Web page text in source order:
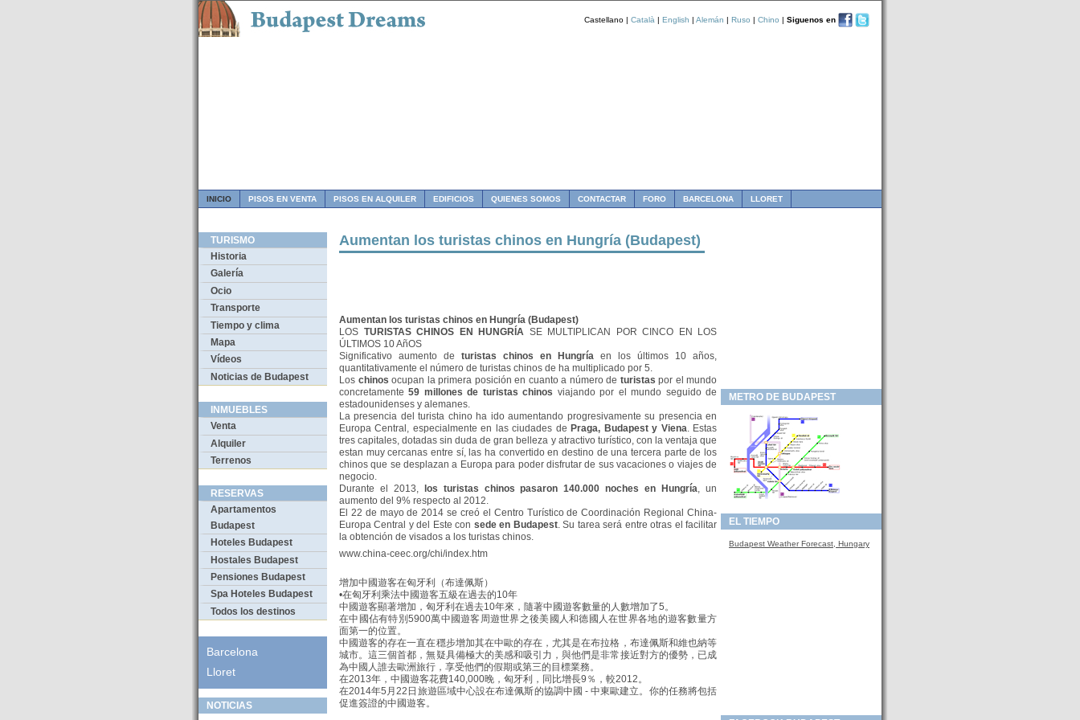
Castellano | Català | English | Alemán | Ruso | Chino | Siguenos en
INICIO PISOS EN VENTA PISOS EN ALQUILER EDIFICIOS QUIENES SOMOS CONTACTAR FORO BARCELONA LLORET
TURISMO
Historia
Galería
Ocio
Transporte
Tiempo y clima
Mapa
Vídeos
Noticias de Budapest
INMUEBLES
Venta
Alquiler
Terrenos
RESERVAS
Apartamentos
Budapest
Hoteles Budapest
Hostales Budapest
Pensiones Budapest
Spa Hoteles Budapest
Todos los destinos
Barcelona
Lloret
NOTICIAS
Aumentan los turistas chinos en Hungría (Budapest)
Aumentan los turistas chinos en Hungría (Budapest)
LOS TURISTAS CHINOS EN HUNGRÍA SE MULTIPLICAN POR CINCO EN LOS
ÚLTIMOS 10 AñOS
Significativo aumento de turistas chinos en Hungría en los últimos 10 años,
quantitativamente el número de turistas chinos de ha multiplicado por 5.
Los chinos ocupan la primera posición en cuanto a número de turistas por el mundo
concretamente59 millones de turistas chinos viajando por el mundo seguido de
estadounidenses y alemanes.
La presencia del turista chino ha ido aumentando progresivamente su presencia en
Europa Central, especialmente en las ciudades de Praga, Budapest y Viena. Estas
tres capitales, dotadas sin duda de gran belleza y atractivo turístico, con la ventaja que
estan muy cercanas entre sí, las ha convertido en destino de una tercera parte de los
chinos que se desplazan a Europa para poder disfrutar de sus vacaciones o viajes de
negocio.
Durante el 2013,
los turistas chinos pasaron 140.000 noches en Hungría, un
aumento del 9% respecto al 2012.
El 22 de mayo de 2014 se creó el Centro Turístico de Coordinación Regional China-
Europa Central y del Este con sede en Budapest. Su tarea será entre otras el facilitar
la obtención de visados a los turistas chinos.
www.china-ceec.org/chi/index.htm
增加中國遊客在匈牙利（布達佩斯）
•在匈牙利乘法中國遊客五級在過去的10年
中國遊客顯著增加，匈牙利在過去10年來，隨著中國遊客數量的人數增加了5。
在中國佔有特別5900萬中國遊客周遊世界之後美國人和德國人在世界各地的遊客數量方
面第一的位置。
中國遊客的存在一直在穩步增加其在中歐的存在，尤其是在布拉格，布達佩斯和維也納等
城市。這三個首都，無疑具備極大的美感和吸引力，與他們是非常接近對方的優勢，已成
為中國人誰去歐洲旅行，享受他們的假期或第三的目標業務。
在2013年，中國遊客花費140,000晚，匈牙利，同比增長9％，較2012。
在2014年5月22日旅遊區域中心設在布達佩斯的協調中國 - 中東歐建立。你的任務將包括
促進簽證的中國遊客。
METRO DE BUDAPEST
EL TIEMPO
Budapest Weather Forecast, Hungary